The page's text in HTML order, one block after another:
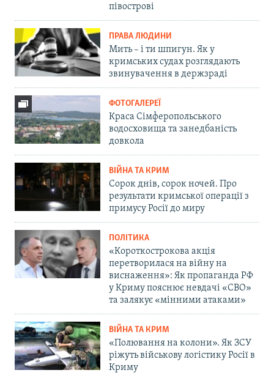
півострові
ПРАВА ЛЮДИНИ
Мить – і ти шпигун. Як у
кримських судах розглядають
звинувачення в держзраді
ФОТОГАЛЕРЕЇ
Краса Сімферопольського
водосховища та занедбаність
довкола
ВІЙНА ТА КРИМ
Сорок днів, сорок ночей. Про
результати кримської операції з
примусу Росії до миру
ПОЛІТИКА
«Короткострокова акція
перетворилася на війну на
виснаження»: Як пропаганда РФ
у Криму пояснює невдачі «СВО»
та залякує «мінними атаками»
ВІЙНА ТА КРИМ
«Полювання на колони». Як ЗСУ
ріжуть військову логістику Росії в
Криму